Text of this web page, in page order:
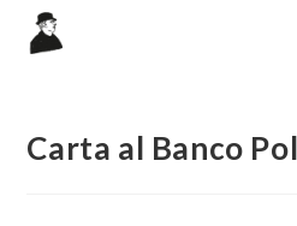
Carta al Banco